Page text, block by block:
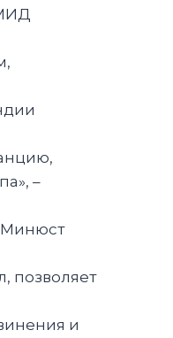
–
Минюст
позволяет
и